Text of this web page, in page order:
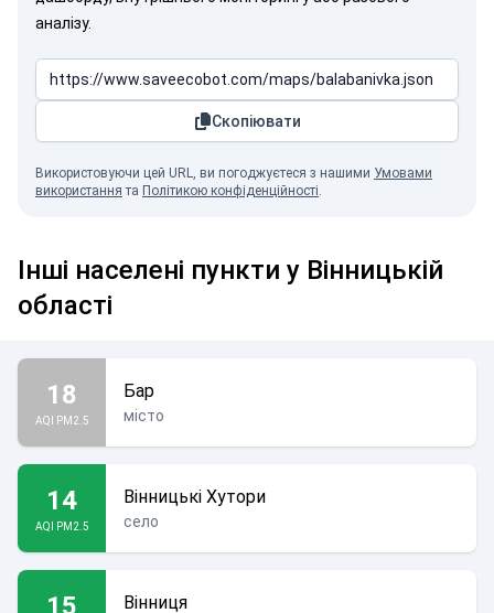
аналізу.
Скопіювати
Використовуючи цей URL, ви погоджуєтеся з нашими Умовами
використання та Політикою конфіденційності.
Інші населені пункти у Вінницькій
області
18
AQI PM2.5
Бар
місто
14
AQI PM2.5
Вінницькі Хутори
село
15 Вінниця